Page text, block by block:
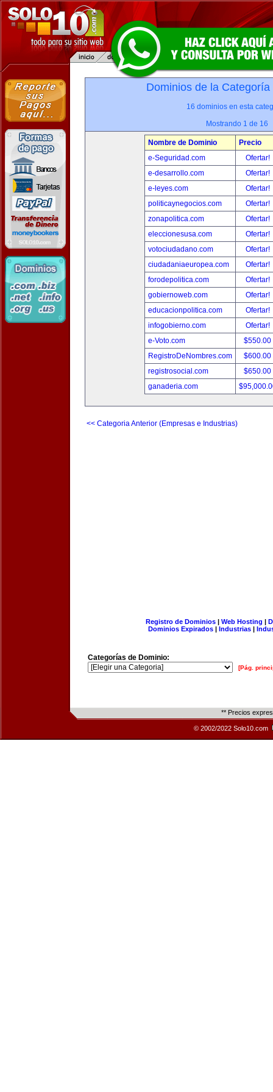
Dominios de la
16 dominios en esta
Mostrando 1 de 16
Nombre de Dominio
Precio
e-Seguridad.com
Ofertar!
e-desarrollo.com
Ofertar!
e-leyes.com
Ofertar!
politicaynegocios.com
Ofertar!
zonapolitica.com
Ofertar!
eleccionesusa.com
Ofertar!
votociudadano.com
Ofertar!
ciudadaniaeuropea.com
Ofertar!
forodepolitica.com
Ofertar!
gobiernoweb.com
Ofertar!
educacionpolitica.com
Ofertar!
infogobierno.com
Ofertar!
e-Voto.com
$550.00
RegistroDeNombres.com
$600.00
registrosocial.com
$650.00
ganaderia.com
<< Categoria Anterior (Empresas e Industrias)
Registro de Dominios| Web Hosting |
Dominios Expirados | Industrias |
Categorías de Dominio:
[Pág.
** Precios
© 2002/2022 Solo10.com